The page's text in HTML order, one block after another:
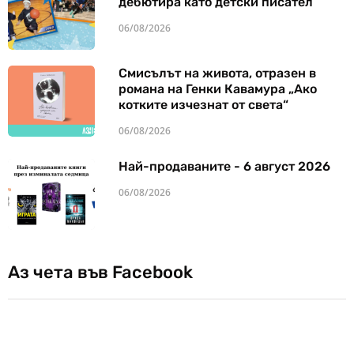
06/08/2026
Смисълът на живота, отразен в
романа на Генки Кавамура „Ако
котките изчезнат от света“
06/08/2026
Най-продаваните - 6 август 2026
06/08/2026
Аз чета във Facebook